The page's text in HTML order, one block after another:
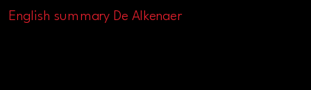
English summary De Alkenaer